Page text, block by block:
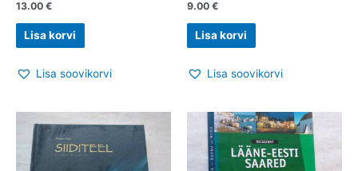
13.00 €
Lisa korvi
Lisa soovikorvi
9.00 €
Lisa korvi
Lisa soovikorvi